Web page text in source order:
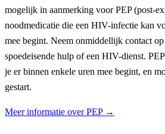
mogelijk in aanmerking voor PEP (post-
noodmedicatie die een HIV-infectie kan
mee begint. Neem onmiddellijk contact
spoedeisende hulp of een HIV-dienst.
je er binnen enkele uren mee begint, en
gestart.
Meer informatie over PEP →